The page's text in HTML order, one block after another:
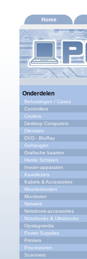
Home
Onderdelen
Behuizingen / Cases
Controllers
Coolers
Desktop Computers
Diensten
DVD - BluRay
Geheugen
Grafische kaarten
Harde Schijven
Invoer-apparaten
Kaartlezers
Kabels & Accessoires
Moederborden
Monitoren
Netwerk
Notebook-accessoires
Notebooks & Ultrabooks
Opslagmedia
Power Supplies
Printers
Processoren
Scanners